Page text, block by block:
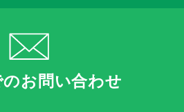
お問い合わせ